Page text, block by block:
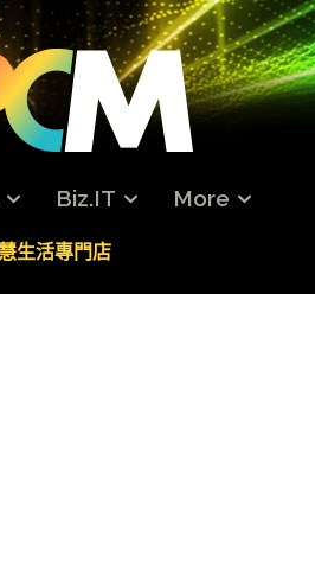
Biz.IT More
生活專門店